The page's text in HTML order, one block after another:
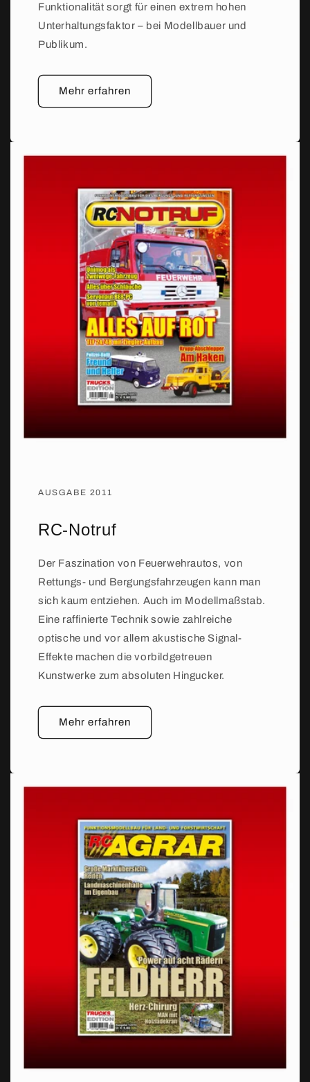
Funktionalität sorgt für einen extrem hohen
Unterhaltungsfaktor – bei Modellbauer und
Publikum.
Mehr erfahren
AUSGABE 2011
RC-Notruf
Der Faszination von Feuerwehrautos, von
Rettungs- und Bergungsfahrzeugen kann man
sich kaum entziehen. Auch im Modellmaßstab.
Eine raffinierte Technik sowie zahlreiche
optische und vor allem akustische Signal-
Effekte machen die vorbildgetreuen
Kunstwerke zum absoluten Hingucker.
Mehr erfahren